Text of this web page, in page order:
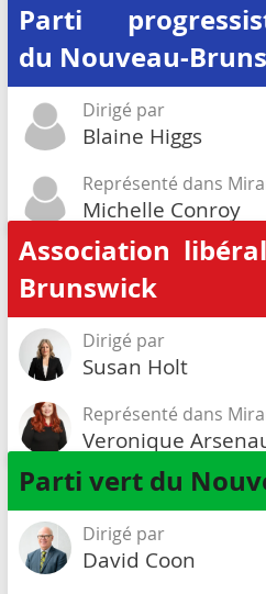
Parti
du Nouveau-
Dirigé par
Blaine Higgs
Représenté dans
Michelle Conroy
Association
Brunswick
Dirigé par
Susan Holt
Représenté dans
Veronique
Parti vert du
Dirigé par
David Coon